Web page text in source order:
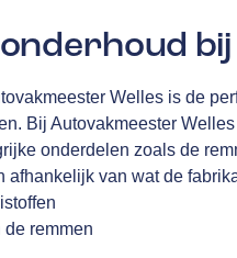
Welles is de
Bij Autovakmeester Welles
onderdelen zoals de
afhankelijk van wat de
remmen